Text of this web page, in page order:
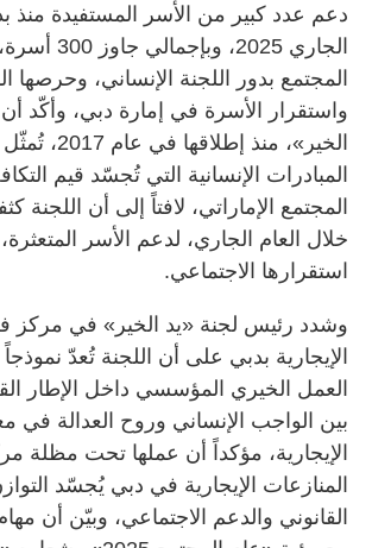
دعم عدد كبير من الأسر المستفيدة منذ
الجاري
المجتمع بدور اللجنة الإنساني، وحرصها
واستقرار الأسرة في إمارة دبي، وأكّد
الخير»، منذ
المبادرات الإنسانية التي تُجسّد قيم
المجتمع الإماراتي، لافتاً إلى أن اللجنة
خلال العام الجاري، لدعم الأسر
استقرارها الاجتماعي.
وشدد رئيس لجنة «يد الخير» في مركز
الإيجارية بدبي على أن اللجنة تُعدّ
العمل الخيري المؤسسي داخل الإطار
بين الواجب الإنساني وروح العدالة في
الإيجارية، مؤكداً أن عملها تحت مظلة
المنازعات الإيجارية في دبي يُجسّد
القانوني والدعم الاجتماعي، وبيّن أن